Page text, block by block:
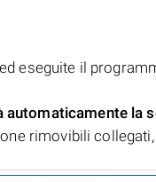
eseguite il
automaticamente la
rimovibili